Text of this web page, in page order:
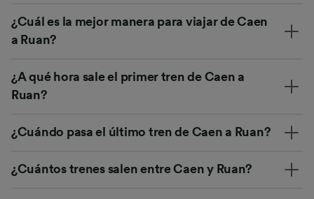
¿Cuál es la mejor manera para viajar de Caen
a Ruan?
¿A qué hora sale el primer tren de Caen a
Ruan?
¿Cuándo pasa el último tren de Caen a Ruan?
¿Cuántos trenes salen entre Caen y Ruan?